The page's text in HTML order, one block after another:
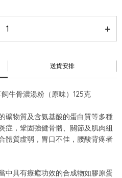
送貨安排
牛骨濃湯粉（原味）125克
礦物質及含氨基酸的蛋白質等多種
症，鞏固強健骨骼、關節及肌肉組
體質虛弱，胃口不佳，腰酸背疼者
中具有療癒功效的合成物如膠原蛋